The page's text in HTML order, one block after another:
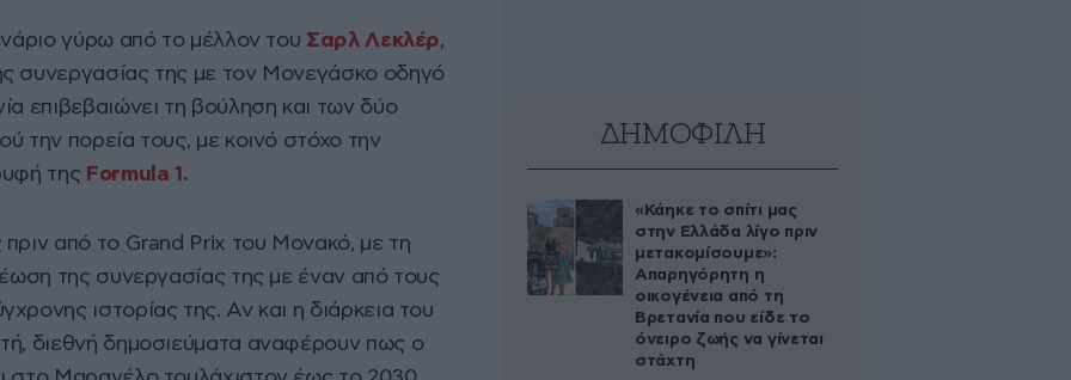
γύρω από το μέλλον του Σαρλ Λεκλέρ,
συνεργασίας της με τον Μονεγάσκο οδηγό
επιβεβαιώνει τη βούληση και των δύο
την πορεία τους, με κοινό στόχο την
της Formula 1.
από το Grand Prix του Μονακό, με τη
της συνεργασίας της με έναν από τους
ιστορίας της. Αν και η διάρκεια του
διεθνή δημοσιεύματα αναφέρουν πως ο
ΔΗΜΟΦΙΛΗ
«Κάηκε το σπίτι μας
στην Ελλάδα λίγο πριν
μετακομίσουμε»:
Απαρηγόρητη η
οικογένεια από τη
Βρετανία που είδε το
όνειρο ζωής να γίνεται
στάχτη